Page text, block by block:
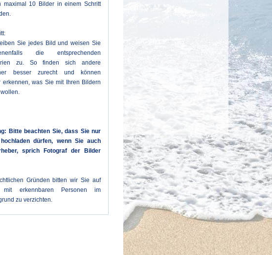
maximal 10 Bilder in einem Schritt
Sie jedes Bild und weisen Sie
die entsprechenden
zu. So finden sich andere
besser zurecht und können
erkennen, was Sie mit Ihren Bildern
Bitte beachten Sie, dass Sie nur
dürfen, wenn Sie auch
sprich Fotograf der Bilder
Gründen bitten wir Sie auf
mit erkennbaren Personen im
zu verzichten.